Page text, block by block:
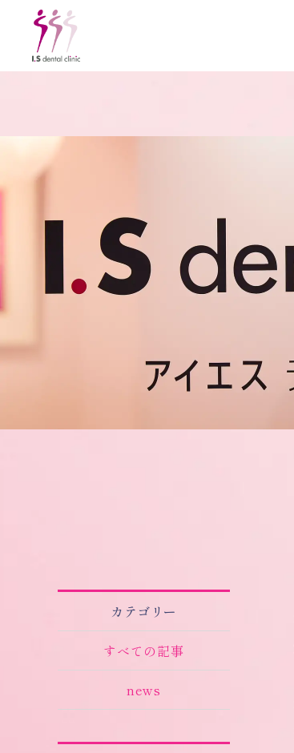
カテゴリー
すべての記事
news